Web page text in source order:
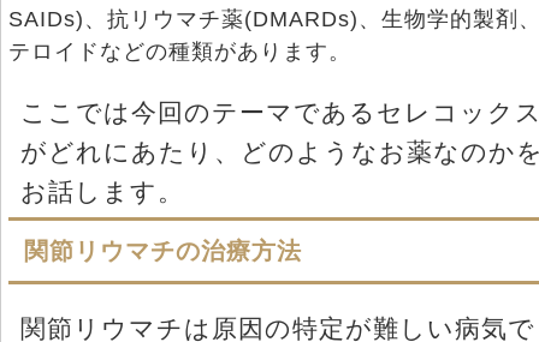
SAIDs)、抗リウマチ薬(DMARDs)、生物学的製剤
テロイドなどの種類があります。
ここでは今回のテーマであるセレコック
がどれにあたり、どのようなお薬なのか
お話します。
関節リウマチの治療方法
関節リウマチは原因の特定が難しい病気で